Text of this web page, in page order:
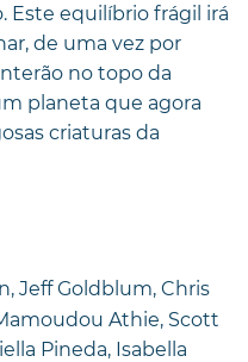
Este equilíbrio frágil irá
de uma vez por
no topo da
planeta que agora
criaturas da
Jeff Goldblum, Chris
Athie, Scott
Pineda, Isabella